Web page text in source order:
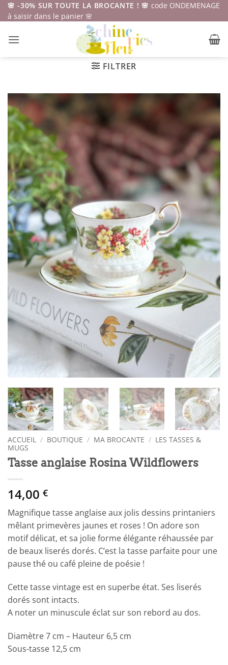
Passer
au
🌸 -30% SUR TOUTE LA BROCANTE ! 🌸 code ONDEMENAGE
à saisir dans le panier 🌸
FILTRER
ACCUEIL / BOUTIQUE / MA BROCANTE / LES TASSES &
MUGS
Tasse anglaise Rosina Wildflowers
14,00 €
Magnifique tasse anglaise aux jolis dessins printaniers
mêlant primevères jaunes et roses ! On adore son
motif délicat, et sa jolie forme élégante réhaussée par
de beaux liserés dorés. C’est la tasse parfaite pour une
pause thé ou café pleine de poésie !
Cette tasse vintage est en superbe état. Ses liserés
dorés sont intacts.
A noter un minuscule éclat sur son rebord au dos.
Diamètre 7 cm – Hauteur 6,5 cm
Sous-tasse 12,5 cm